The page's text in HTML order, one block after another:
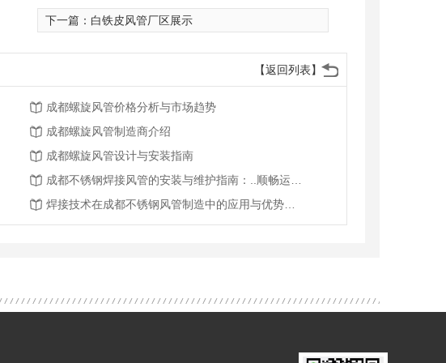
下一篇： 白铁皮风管厂区展示
【返回列表】
成都螺旋风管价格分析与市场趋势
成都螺旋风管制造商介绍
成都螺旋风管设计与安装指南